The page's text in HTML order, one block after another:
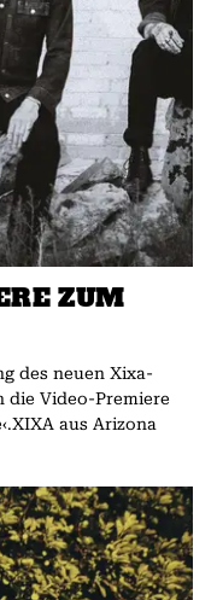
ZUM
des neuen Xixa-
die Video-Premiere
aus Arizona